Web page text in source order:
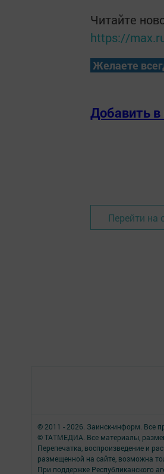
Читайте
https://
Желаете
Добавить в
Перейти на
© 2011 - 2026. Заинск-информ. Все
© ТАТМЕДИА. Все материалы,
Перепечатка, воспроизведение и
размещенной на сайте, возможна
При поддержке Республиканского